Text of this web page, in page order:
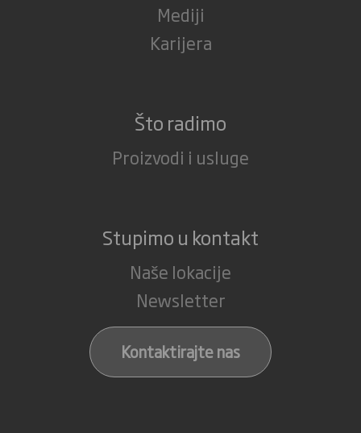
Mediji
Karijera
Što radimo
Proizvodi i usluge
Stupimo u kontakt
Naše lokacije
Newsletter
Kontaktirajte nas